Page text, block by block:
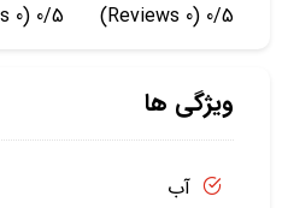
0/5
(0 Reviews)
0/5
(0 Reviews)
ویژگی ها
آب